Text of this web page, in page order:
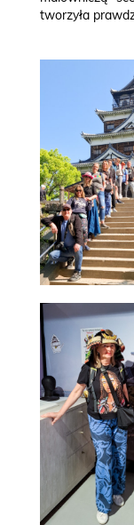
tworzyła